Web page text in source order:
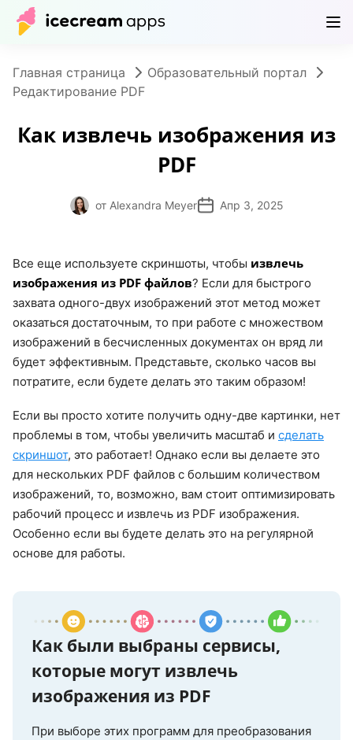
Продукты Магазин Помощь
Главная страница
Образовательный портал
Редактирование PDF
Как извлечь изображения из
PDF
от Alexandra Meyer Апр 3, 2025
Все еще используете скриншоты, чтобы извлечь
изображения из PDF файлов? Если для быстрого
захвата одного-двух изображений этот метод может
оказаться достаточным, то при работе с множеством
изображений в бесчисленных документах он вряд ли
будет эффективным. Представьте, сколько часов вы
потратите, если будете делать это таким образом!
Если вы просто хотите получить одну-две картинки, нет
проблемы в том, чтобы увеличить масштаб и сделать
скриншот, это работает! Однако если вы делаете это
для нескольких PDF файлов с большим количеством
изображений, то, возможно, вам стоит оптимизировать
рабочий процесс и извлечь из PDF изображения.
Особенно если вы будете делать это на регулярной
основе для работы.
Как были выбраны сервисы,
которые могут извлечь
изображения из PDF
При выборе этих программ для преобразования